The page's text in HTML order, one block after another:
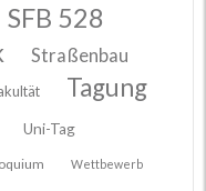
SFB 528
Straßenbau
Tagung
Uni-Tag
Wettbewerb